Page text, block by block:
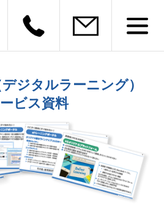
ジタルラーニング）
ビス資料